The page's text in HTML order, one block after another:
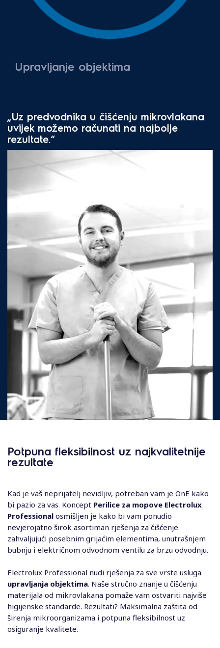
Upravljanje objektima
„Uz predvodnika u čišćenju mikrovlakana
uvijek možemo računati na najbolje
rezultate.“
Potpuna fleksibilnost uz najkvalitetnije
rezultate
Kad je vaš neprijatelj nevidljiv, potreban vam je OnE kako
bi pazio za vas. Koncept Perilice za mopove Electrolux
Professional osmišljen je kako bi vam ponudio
nevjerojatno širok asortiman rješenja za čišćenje
zahvaljujući posebnim grijaćim elementima, unutrašnjem
bubnju i električnom odvodnom ventilu za brzu odvodnju.
Electrolux Professional nudi rješenja za sve vrste usluga
upravljanja objektima. Naše stručno znanje u čišćenju
materijala od mikrovlakana pomaže vam ostvariti najviše
higijenske standarde. Rezultati? Maksimalna zaštita od
širenja mikroorganizama i potpuna fleksibilnost uz
osiguranje kvalitete.